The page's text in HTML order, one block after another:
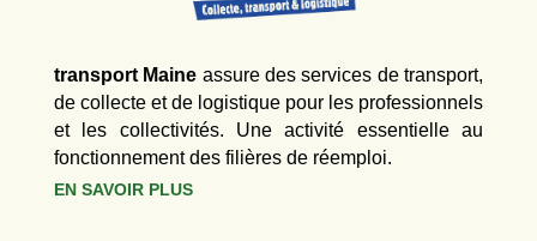
transport Maine assure des services de transport,
de collecte et de logistique pour les professionnels
et les collectivités. Une activité essentielle au
fonctionnement des filières de réemploi.
EN SAVOIR PLUS